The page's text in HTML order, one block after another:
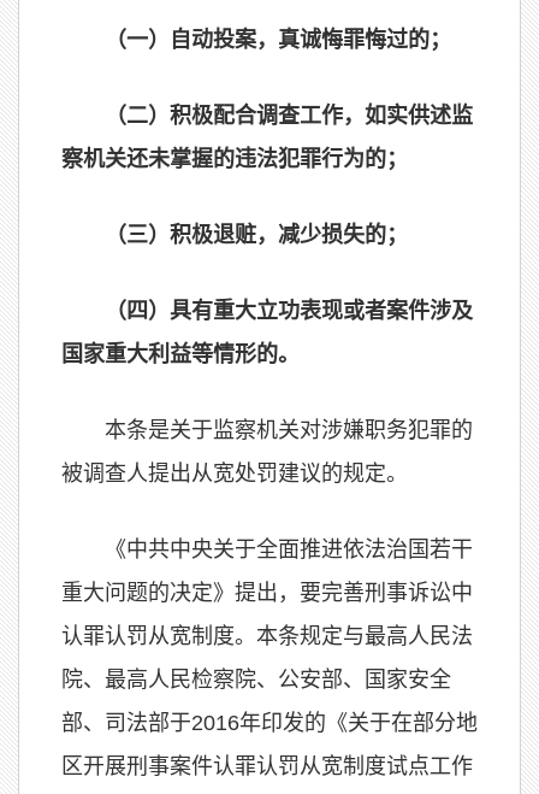
（一）自动投案，真诚悔罪悔过的；
（二）积极配合调查工作，如实供述监
察机关还未掌握的违法犯罪行为的；
（三）积极退赃，减少损失的；
（四）具有重大立功表现或者案件涉及
国家重大利益等情形的。
本条是关于监察机关对涉嫌职务犯罪的
被调查人提出从宽处罚建议的规定。
《中共中央关于全面推进依法治国若干
重大问题的决定》提出，要完善刑事诉讼中
认罪认罚从宽制度。本条规定与最高人民法
院、最高人民检察院、公安部、国家安全
部、司法部于2016年印发的《关于在部分地
区开展刑事案件认罪认罚从宽制度试点工作